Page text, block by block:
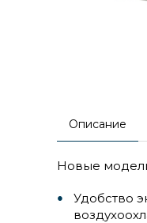
Описание
Новые
Удобство